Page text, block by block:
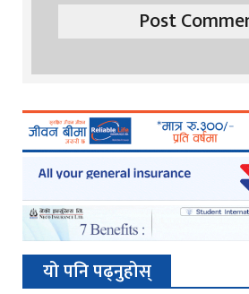
यो पनि पढ्नुहोस्